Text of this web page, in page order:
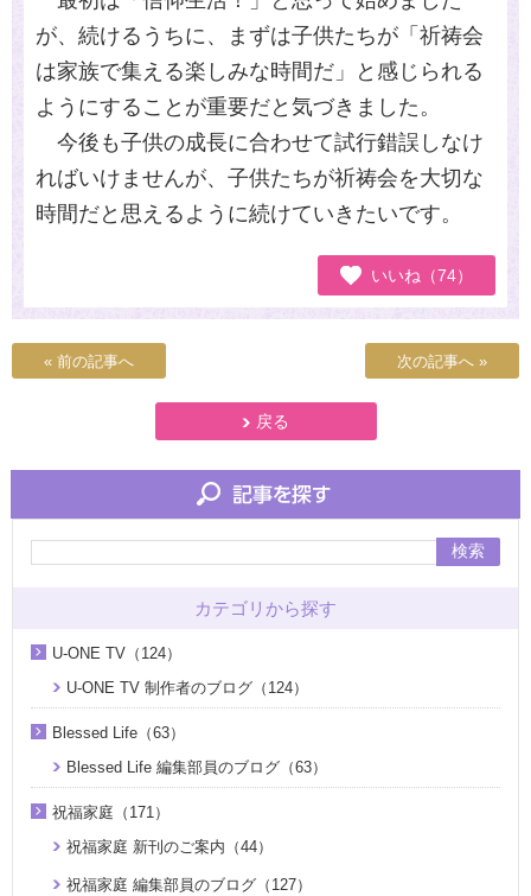
が、続けるうちに、まずは子供たちが「祈祷会
は家族で集える楽しみな時間だ」と感じられる
ようにすることが重要だと気づきました。
今後も子供の成長に合わせて試行錯誤しなけ
ればいけませんが、子供たちが祈祷会を大切な
時間だと思えるように続けていきたいです。
いいね（74）
« 前の記事へ 次の記事へ »
戻る
検索
カテゴリから探す
U-ONE TV（124）
U-ONE TV 制作者のブログ（124）
Blessed Life（63）
Blessed Life 編集部員のブログ（63）
祝福家庭（171）
祝福家庭 新刊のご案内（44）
祝福家庭 編集部員のブログ（127）